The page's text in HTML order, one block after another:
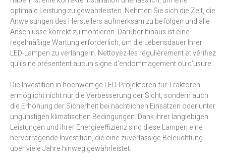
optimale Leistung zu gewährleisten. Nehmen Sie sich die Zeit, die
Anweisungen des Herstellers aufmerksam zu befolgen und alle
Anschlüsse korrekt zu montieren. Darüber hinaus ist eine
regelmäßige Wartung erforderlich, um die Lebensdauer Ihrer
LED-Lampen zu verlängern. Nettoyez-les régulièrement et vérifiez
qu'ils ne présentent aucun signe d'endommagement ou d'usure.
Die Investition in hochwertige LED-Projektoren für Traktoren
ermöglicht nicht nur die Verbesserung der Sicht, sondern auch
die Erhöhung der Sicherheit bei nächtlichen Einsätzen oder unter
ungünstigen klimatischen Bedingungen. Dank ihrer langlebigen
Leistungen und ihrer Energieeffizienz sind diese Lampen eine
hervorragende Investition, die eine zuverlässige Beleuchtung
über viele Jahre hinweg gewährleistet.